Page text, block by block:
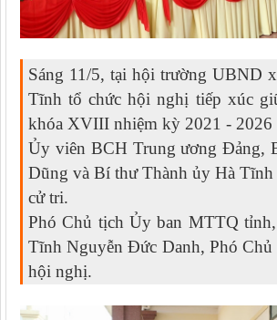
Sáng 11/5, tại hội trường UBND
Tĩnh tổ chức hội nghị tiếp xúc
khóa XVIII nhiệm kỳ 2021 - 2026
Ủy viên BCH Trung ương Đảng,
Dũng và Bí thư Thành ủy Hà
cử tri.
Phó Chủ tịch Ủy ban MTTQ
Tĩnh Nguyễn Đức Danh, Phó
hội nghị.